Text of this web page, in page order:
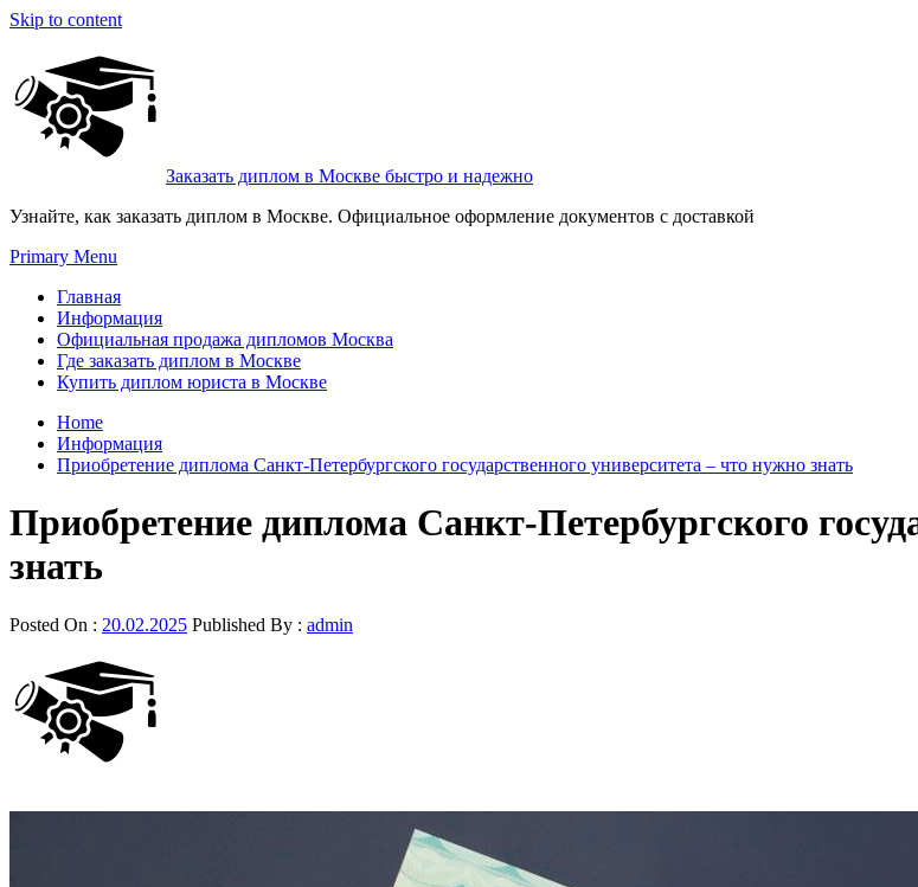
Skip to content
Заказать диплом в Москве быстро и надежно
Узнайте, как заказать диплом в Москве. Официальное оформление документов с доставкой
Primary Menu
Главная
Информация
Официальная продажа дипломов Москва
Где заказать диплом в Москве
Купить диплом юриста в Москве
Home
Информация
Приобретение диплома Санкт-Петербургского государственного университета – что нужно знать
Приобретение диплома Санкт-Петербургского
знать
Posted On : 20.02.2025 Published By : admin